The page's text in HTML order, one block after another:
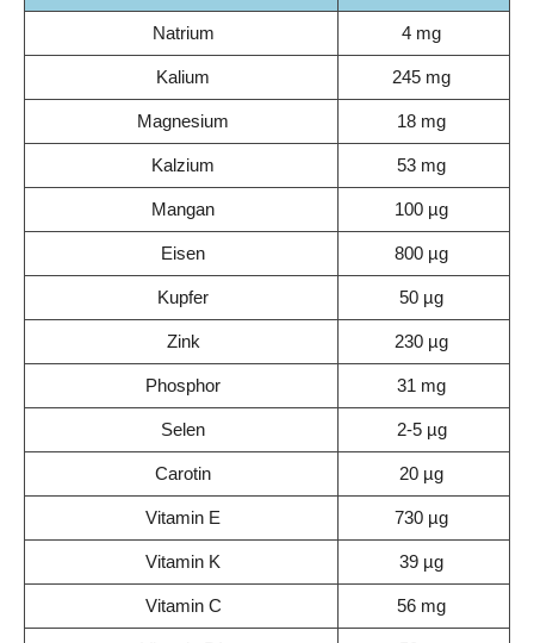
Natrium 4 mg
Kalium 245 mg
Magnesium 18 mg
Kalzium 53 mg
Mangan 100 µg
Eisen 800 µg
Kupfer 50 µg
Zink 230 µg
Phosphor 31 mg
Selen 2-5 µg
Carotin 20 µg
Vitamin E 730 µg
Vitamin K 39 µg
Vitamin C 56 mg